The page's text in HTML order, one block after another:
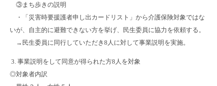
③まち歩きの説明
・「災害時要援護者申し出カードリスト」から介護保険対象ではな
いが、自主的に避難できない方を挙げ、民生委員に協力を依頼する。
→民生委員に同行していただき8人に対して事業説明を実施。
3. 事業説明をして同意が得られた方8人を対象
◎対象者内訳